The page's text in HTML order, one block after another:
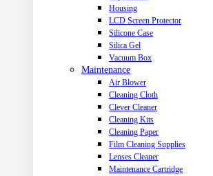
Housing
LCD Screen Protector
Silicone Case
Silica Gel
Vacuum Box
Maintenance
Air Blower
Cleaning Cloth
Clever Cleaner
Cleaning Kits
Cleaning Paper
Film Cleaning Supplies
Lenses Cleaner
Maintenance Cartridge